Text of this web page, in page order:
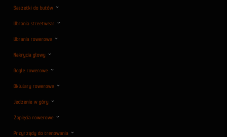
Saszetki do butów
Ubrania streetwear
Ubrania rowerowe
Nakrycia głowy
Gogle rowerowe
Oklulary rowerowe
Jedzenie w góry
Zapięcia rowerowe
Przyrządy do trenowania